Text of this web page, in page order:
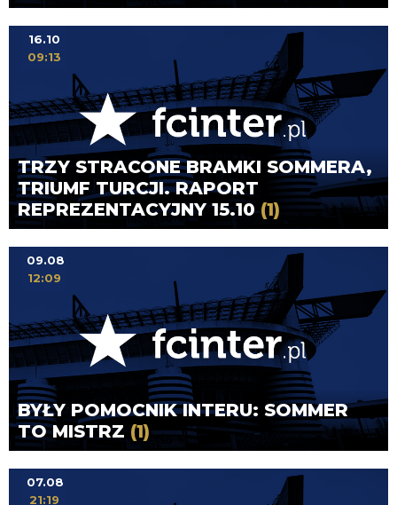
TRZY STRACONE BRAMKI SOMMERA,
TRIUMF TURCJI. RAPORT
REPREZENTACYJNY 15.10(1)
16.10
09:13
BYŁY POMOCNIK INTERU: SOMMER
TO MISTRZ (1)
09.08
12:09
07.08
21:19